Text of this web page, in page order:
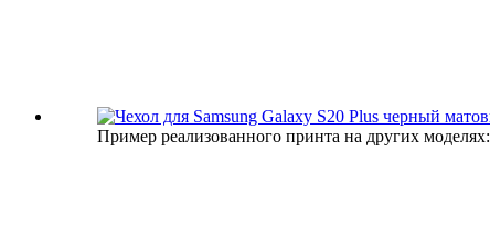
Пример реализованного принта на других моделях: